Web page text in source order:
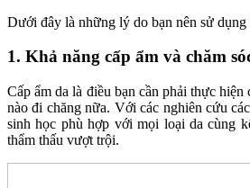
Dưới đây là những lý do bạn nên sử dụng
1. Khả năng cấp ẩm và chăm
Cấp ẩm da là điều bạn cần phải thực
nào đi chăng nữa. Với các nghiên cứu
sinh học phù hợp với mọi loại da cùng
thẩm thấu vượt trội.